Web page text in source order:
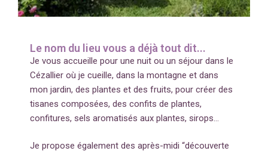
Le nom du lieu vous a déjà tout dit...​
Je vous accueille pour une nuit ou un séjour dans le
Cézallier où je cueille, dans la montagne et dans
mon jardin, des plantes et des fruits, pour créer des
tisanes composées, des confits de plantes,
confitures, sels aromatisés aux plantes, sirops…
Je propose également des après-midi “découverte